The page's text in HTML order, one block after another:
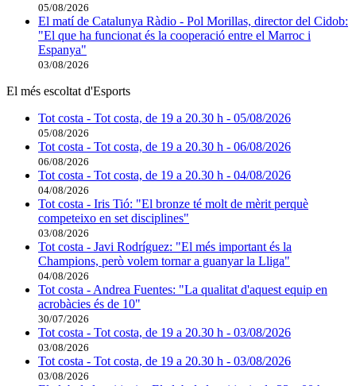
05/08/2026
El matí de Catalunya Ràdio - Pol Morillas, director del Cidob:
"El que ha funcionat és la cooperació entre el Marroc i
Espanya"
03/08/2026
El més escoltat d'Esports
Tot costa - Tot costa, de 19 a 20.30 h - 05/08/2026
05/08/2026
Tot costa - Tot costa, de 19 a 20.30 h - 06/08/2026
06/08/2026
Tot costa - Tot costa, de 19 a 20.30 h - 04/08/2026
04/08/2026
Tot costa - Iris Tió: "El bronze té molt de mèrit perquè
competeixo en set disciplines"
03/08/2026
Tot costa - Javi Rodríguez: "El més important és la
Champions, però volem tornar a guanyar la Lliga"
04/08/2026
Tot costa - Andrea Fuentes: "La qualitat d'aquest equip en
acrobàcies és de 10"
30/07/2026
Tot costa - Tot costa, de 19 a 20.30 h - 03/08/2026
03/08/2026
Tot costa - Tot costa, de 19 a 20.30 h - 03/08/2026
03/08/2026